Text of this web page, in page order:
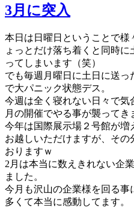
日:
3月に突入
本日は日曜日ということで様
ょっとだけ落ち着くと同時
ってしまいます（笑）
でも毎週月曜日に土日に送
で大パニック状態デス。
今週は全く寝れない日々で
月の開催でやる事が襲ってき
今年は国際展示場２号館が増
お越しいただけますが、そ
おりますｗ
2月は本当に数えきれない企
ました。
今月も沢山の企業様を回る
多くて本当に感動してます。